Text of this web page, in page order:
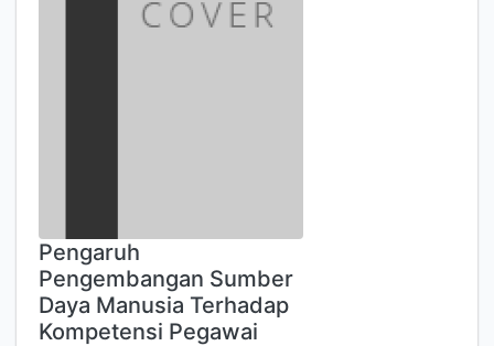
Pengaruh
Pengembangan Sumber
Daya Manusia Terhadap
Kompetensi Pegawai